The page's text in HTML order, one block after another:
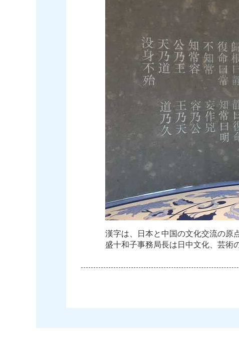
漢字は 日 本と 中 国の文化交流の原
盛十和子事務局長は 日 中文化 芸術